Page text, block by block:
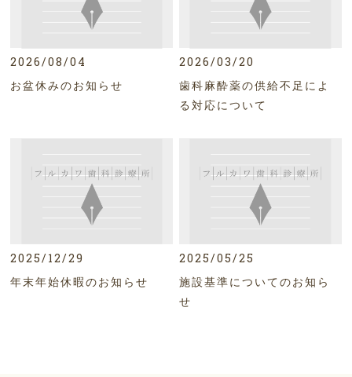
2026/08/04
お盆休みのお知らせ
2026/03/20
歯科麻酔薬の供給不足によ
る対応について
2025/12/29
年末年始休暇のお知らせ
2025/05/25
施設基準についてのお知ら
せ